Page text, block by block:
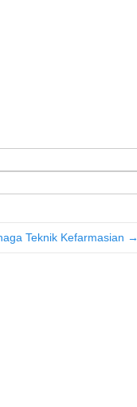
Teknik Kefarmasian →